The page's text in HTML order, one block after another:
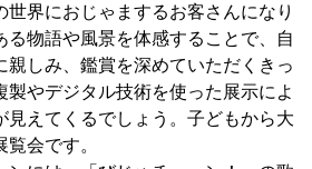
世界におじゃまするお客さんになり
る物語や風景を体感することで、自
親しみ、鑑賞を深めていただくきっ
製やデジタル技術を使った展示によ
見えてくるでしょう。子どもから大
会です。